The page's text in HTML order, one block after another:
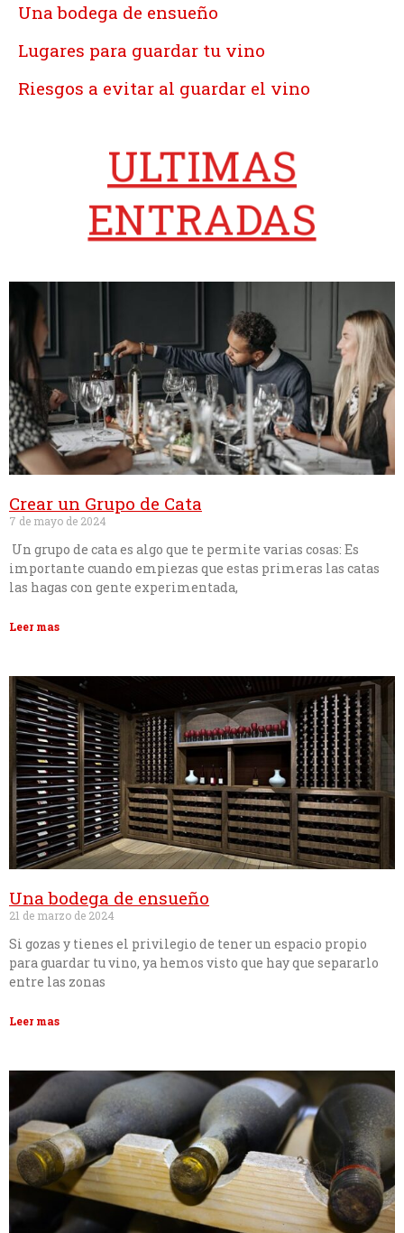
Una bodega de ensueño
Lugares para guardar tu vino
Riesgos a evitar al guardar el vino
ULTIMAS
ENTRADAS
Crear un Grupo de Cata
7 de mayo de 2024
Un grupo de cata es algo que te permite varias cosas: Es
importante cuando empiezas que estas primeras las catas
las hagas con gente experimentada,
Leer mas
Una bodega de ensueño
21 de marzo de 2024
Si gozas y tienes el privilegio de tener un espacio propio
para guardar tu vino, ya hemos visto que hay que separarlo
entre las zonas
Leer mas